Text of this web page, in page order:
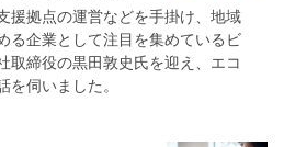
援拠点の運営などを手掛け、地域
る企業として注目を集めているビ
取締役の黒田敦史氏を迎え、エコ
を伺いました。